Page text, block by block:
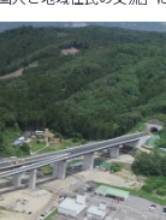
を比較
合った
けよう